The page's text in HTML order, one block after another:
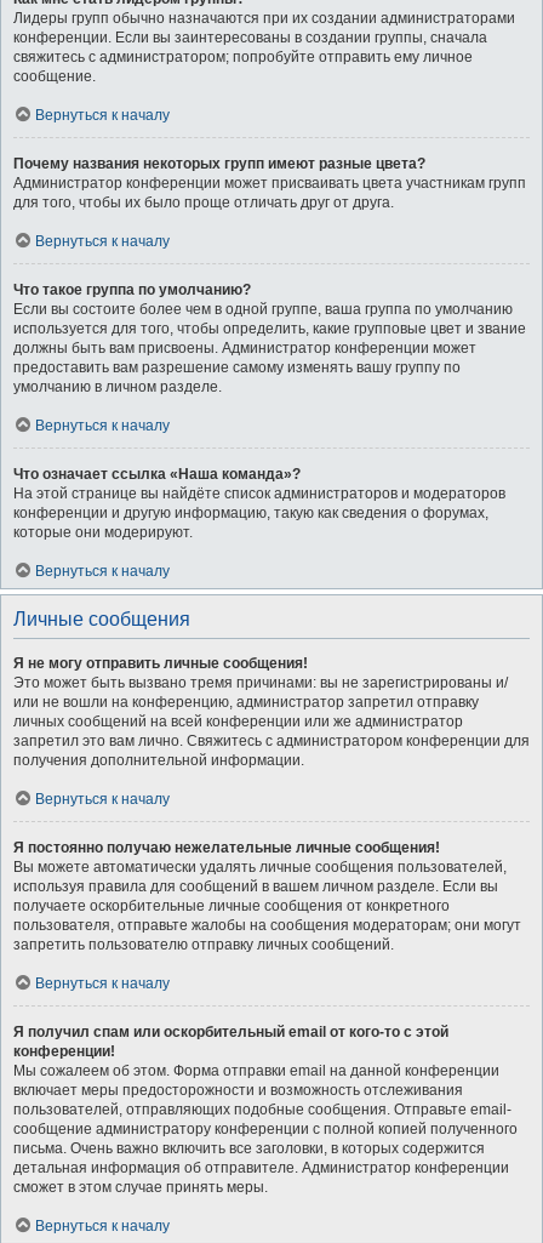
Лидеры групп обычно назначаются при их создании администраторами
конференции. Если вы заинтересованы в создании группы, сначала
свяжитесь с администратором; попробуйте отправить ему личное
сообщение.
Вернуться к началу
Почему названия некоторых групп имеют разные цвета?
Администратор конференции может присваивать цвета участникам групп
для того, чтобы их было проще отличать друг от друга.
Вернуться к началу
Что такое группа по умолчанию?
Если вы состоите более чем в одной группе, ваша группа по умолчанию
используется для того, чтобы определить, какие групповые цвет и звание
должны быть вам присвоены. Администратор конференции может
предоставить вам разрешение самому изменять вашу группу по
умолчанию в личном разделе.
Вернуться к началу
Что означает ссылка «Наша команда»?
На этой странице вы найдёте список администраторов и модераторов
конференции и другую информацию, такую как сведения о форумах,
которые они модерируют.
Вернуться к началу
Личные сообщения
Я не могу отправить личные сообщения!
Это может быть вызвано тремя причинами: вы не зарегистрированы и/
или не вошли на конференцию, администратор запретил отправку
личных сообщений на всей конференции или же администратор
запретил это вам лично. Свяжитесь с администратором конференции для
получения дополнительной информации.
Вернуться к началу
Я постоянно получаю нежелательные личные сообщения!
Вы можете автоматически удалять личные сообщения пользователей,
используя правила для сообщений в вашем личном разделе. Если вы
получаете оскорбительные личные сообщения от конкретного
пользователя, отправьте жалобы на сообщения модераторам; они могут
запретить пользователю отправку личных сообщений.
Вернуться к началу
Я получил спам или оскорбительный email от кого-то с этой
конференции!
Мы сожалеем об этом. Форма отправки email на данной конференции
включает меры предосторожности и возможность отслеживания
пользователей, отправляющих подобные сообщения. Отправьте email-
сообщение администратору конференции с полной копией полученного
письма. Очень важно включить все заголовки, в которых содержится
детальная информация об отправителе. Администратор конференции
сможет в этом случае принять меры.
Вернуться к началу